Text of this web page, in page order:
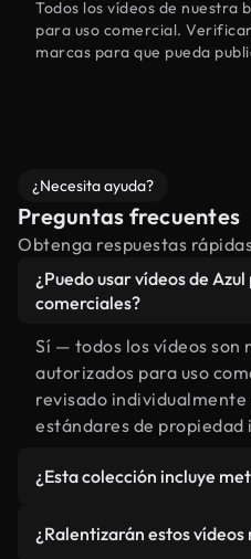
Todos los vídeos de nuestra
para uso comercial.
marcas para que pueda
¿Necesita ayuda?
Preguntas frecuentes
Obtenga respuestas
¿Puedo usar vídeos de
comerciales?
Sí — todos los vídeos
autorizados para uso
revisado
estándares de
¿Esta colección incluye
relacionado con Azul y
¿Ralentizarán estos vídeos